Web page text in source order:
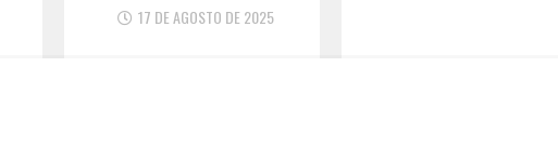
17 DE AGOSTO DE 2025